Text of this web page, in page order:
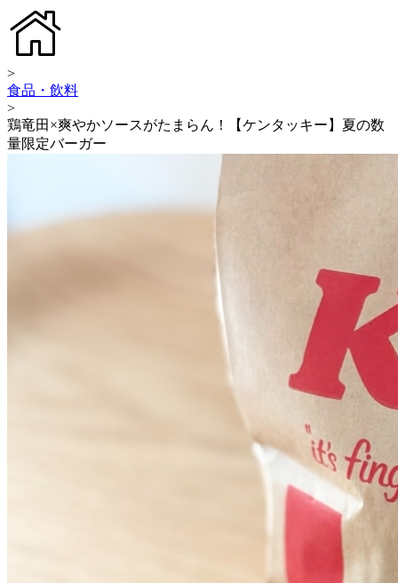
>
食品・飲料
>
鶏竜田×爽やかソースがたまらん！【ケンタッキー】夏の数
量限定バーガー